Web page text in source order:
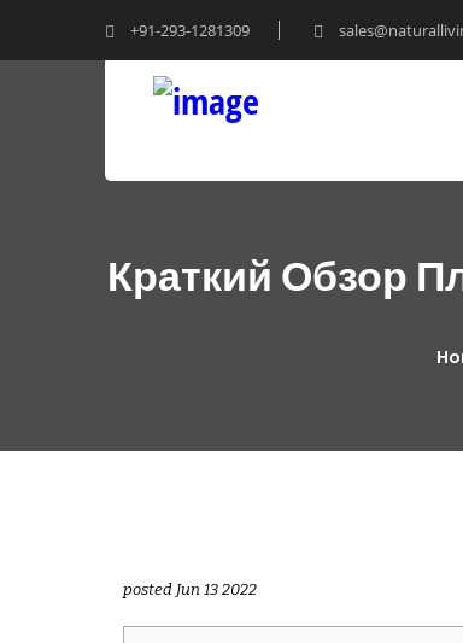
+91-293-1281309
Краткий Обзор
posted Jun 13 2022